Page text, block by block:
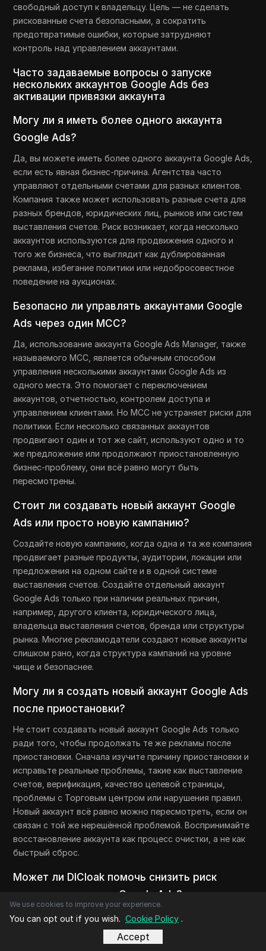
свободный доступ к владельцу. Цель — не сделать
рискованные счета безопасными, а сократить
предотвратимые ошибки, которые затрудняют
контроль над управлением аккаунтами.
Часто задаваемые вопросы о запуске
нескольких аккаунтов Google Ads без
активации привязки аккаунта
Могу ли я иметь более одного аккаунта
Google Ads?
Да, вы можете иметь более одного аккаунта Google Ads,
если есть явная бизнес-причина. Агентства часто
управляют отдельными счетами для разных клиентов.
Компания также может использовать разные счета для
разных брендов, юридических лиц, рынков или систем
выставления счетов. Риск возникает, когда несколько
аккаунтов используются для продвижения одного и
того же бизнеса, что выглядит как дублированная
реклама, избегание политики или недобросовестное
поведение на аукционах.
Безопасно ли управлять аккаунтами Google
Ads через один MCC?
Да, использование аккаунта Google Ads Manager, также
называемого MCC, является обычным способом
управления несколькими аккаунтами Google Ads из
одного места. Это помогает с переключением
аккаунтов, отчетностью, контролем доступа и
управлением клиентами. Но MCC не устраняет риски для
политики. Если несколько связанных аккаунтов
продвигают один и тот же сайт, используют одно и то
же предложение или продолжают приостановленную
бизнес-проблему, они всё равно могут быть
пересмотрены.
Стоит ли создавать новый аккаунт Google
Ads или просто новую кампанию?
Создайте новую кампанию, когда одна и та же компания
продвигает разные продукты, аудитории, локации или
предложения на одном сайте и в одной системе
выставления счетов. Создайте отдельный аккаунт
Google Ads только при наличии реальных причин,
например, другого клиента, юридического лица,
владельца выставления счетов, бренда или структуры
рынка. Многие рекламодатели создают новые аккаунты
слишком рано, когда структура кампаний на уровне
чище и безопаснее.
Могу ли я создать новый аккаунт Google Ads
после приостановки?
Не стоит создавать новый аккаунт Google Ads только
ради того, чтобы продолжать те же рекламы после
приостановки. Сначала изучите причину приостановки и
исправьте реальные проблемы, такие как выставление
счетов, верификация, качество целевой страницы,
проблемы с Торговым центром или нарушения правил.
Новый аккаунт всё равно можно пересмотреть, если он
связан с той же нерешённой проблемой. Воспринимайте
восстановление аккаунта как процесс очистки, а не как
быстрый сброс.
Может ли DICloak помочь снизить риск
привязки аккаунтов Google Ads?
Да.DICloak Antidetect Browserпомогает поддерживать
рабочие пространства Google Ads, разделяя профили
браузера, куки, сессии, настройки прокси и доступ к
We use cookies to improve your experience.
You can opt out if you wish. Cookie Policy .
Accept